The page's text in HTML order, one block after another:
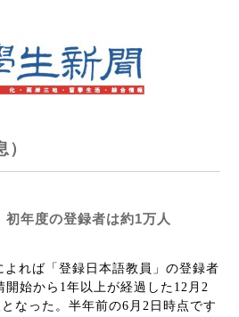
年度の登録者は約1万人
れば「登録日本語教員」の登録者
開始から 1年以上が経過した 12 月 2
となった。半年前の6 月 2 日時点です